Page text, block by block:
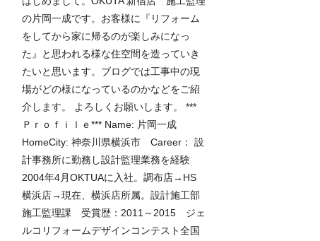
の片岡一成です。お客様に『リフォーム
をしてから家に帰るのが楽しみになっ
た』と思われる様な住空間を造っていき
たいと思います。ブログでは工事中の現
場がどの様になっているのかなどをご紹
介します。 よろしくお願いします。 ***
Ｐｒｏｆｉｌｅ*** Name: 片岡一成
HomeCity: 神奈川県横浜市 Career： 設
計事務所に勤務し設計監理業務を経験
2004年4月OKTUAに入社。調布店→HS
横浜店→現在、横浜店所属。設計施工部
施工監理課 受賞歴：2011～2015 ジェ
ルコリフォームデザインコンテスト全国